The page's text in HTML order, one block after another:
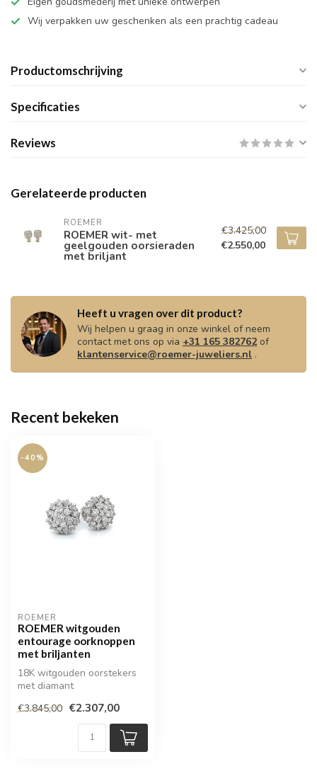
Wij verpakken uw geschenken als een prachtig cadeau
Productomschrijving
Specificaties
Reviews
Gerelateerde producten
ROEMER
ROEMER wit- met
geelgouden oorsieraden
met briljant
€3.425,00
€2.550,00
Heeft u vragen over dit product?
Wij helpen u graag in onze winkel of neem
contact met ons op via +31 165 382762of
klantenservice@roemer-juweliers.nl .
Recent bekeken
-40%
ROEMER
ROEMER witgouden
entourage oorknoppen
met briljanten
18K witgouden oorstekers
met diamant
€3.845,00 €2.307,00